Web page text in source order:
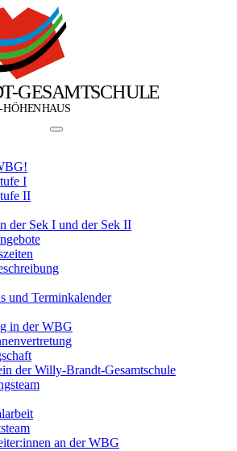
T-GESAMTSCHULE
-HÖHENHAUS
I
II
der Sek I und der Sek II
und Terminkalender
in der WBG
der Willy-Brandt-Gesamtschule
an der WBG